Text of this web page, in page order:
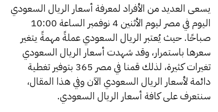
يسعى العديد من الأفراد لمعرفة أسعار الريال السعودي
اليوم في مصر ليوم الأثنين 4 نوفمبر الساعة 10:00
صباحًا. حيث يُعتبر الريال السعودي عملةً مهمةً يتغير
سعرها باستمرار، وقد شهدت أسعار الريال السعودي
تغيرات كثيرة، لذلك قمنا في مصر 365 بتوفير تغطية
دائمة لأسعار الريال السعودي الآن وفي هذا المقال،
سنتعرف على كافة أسعار الريال السعودي.